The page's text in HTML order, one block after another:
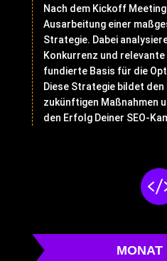
Nach dem Kickoff
Ausarbeitung einer
Strategie. Dabei
Konkurrenz und relevante
fundierte Basis für die
Diese Strategie bildet
zukünftigen Maßnahmen
den Erfolg Deiner SEO-
MONAT